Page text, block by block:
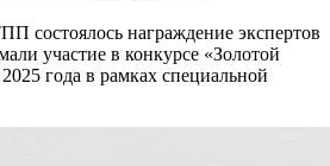
состоялось награждение экспертов
участие в конкурсе «Золотой
года в рамках специальной